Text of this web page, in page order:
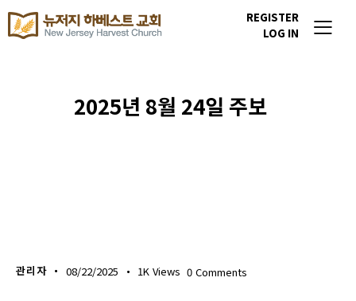
REGISTER
LOG IN
2025년 8월 24일 주보
관리자 08/22/2025 1K Views 0 Comments